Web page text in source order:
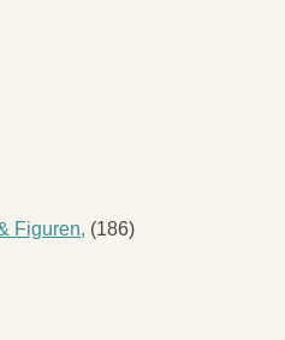
Figuren, (186)